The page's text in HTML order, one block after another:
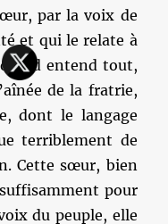
par la voix de
et qui le relate à
entend tout,
de la fratrie,
dont le langage
terriblement de
Cette sœur, bien
pour
du peuple, elle